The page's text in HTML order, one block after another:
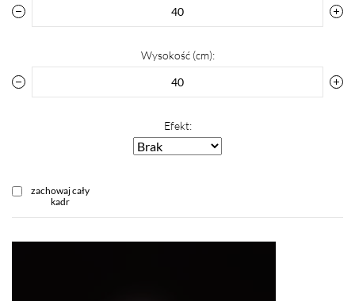
Wysokość (cm):
Efekt:
zachowaj cały
kadr